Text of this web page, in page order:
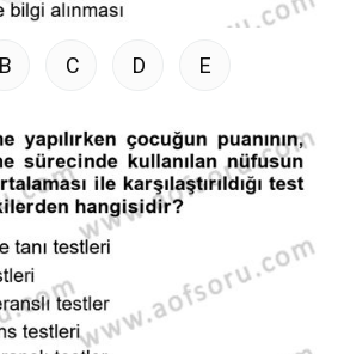
B C D E